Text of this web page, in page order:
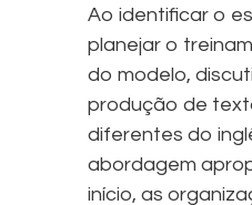
Ao identificar o
planejar o
do modelo,
produção de
diferentes do
abordagem
início, as